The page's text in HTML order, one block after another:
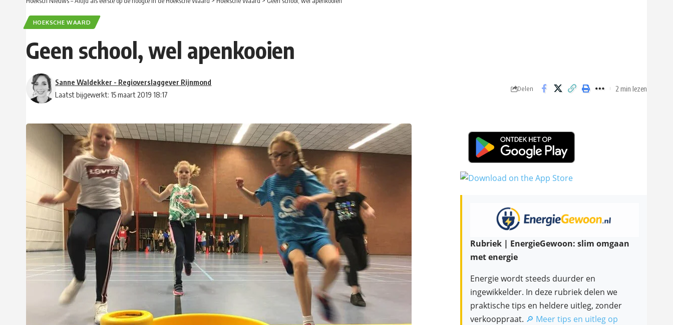
HOEKSCHE WAARD
Geen school, wel apenkooien
Laatst bijgewerkt: 15 maart 2019 18:17
Sanne Waldekker - Regioverslaggever Rijnmond
Delen 2 min lezen
Rubriek | EnergieGewoon: slim omgaan
met energie
Energie wordt steeds duurder en
ingewikkelder. In deze rubriek delen we
praktische tips en heldere uitleg, zonder
verkooppraat. 🔎 Meer tips en uitleg op